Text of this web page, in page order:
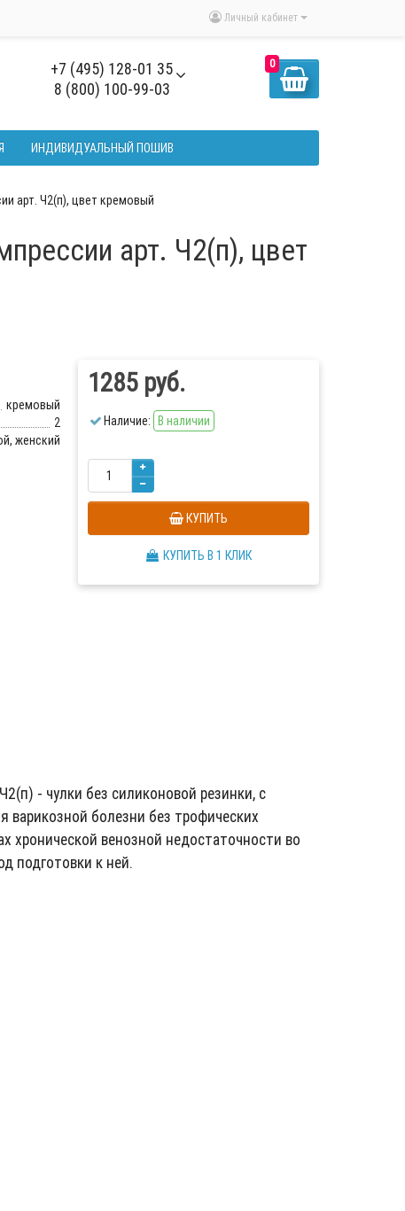
Личный кабинет
+7 (495) 128-01 35
8 (800) 100-99-03
0
ИНДИВИДУАЛЬНЫЙ ПОШИВ
арт. Ч2(п), цвет кремовый
арт. Ч2(п), цвет
кремовый
2
женский
1285 руб.
Наличие: В наличии
КУПИТЬ
КУПИТЬ В 1 КЛИК
- чулки без силиконовой резинки, с
болезни без трофических
хронической венозной недостаточности во
подготовки к ней.